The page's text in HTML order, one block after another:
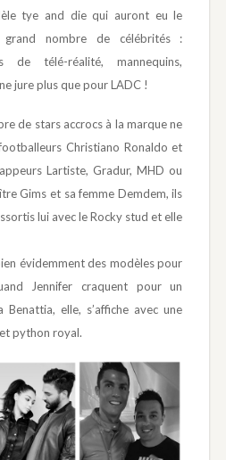
tye and die qui auront eu le
nombre de célébrités :
de télé-réalité, mannequins,
jure plus que pour LADC !
de stars accrocs à la marque ne
Christiano Ronaldo et
Lartiste, Gradur, MHD ou
Gims et sa femme Demdem, ils
lui avec le Rocky stud et elle
évidemment des modèles pour
Jennifer craquent pour un
elle, s’affiche avec une
python royal.